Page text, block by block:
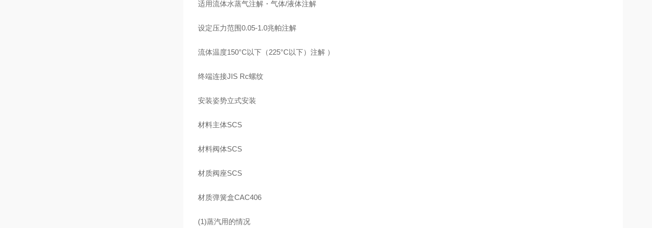
适用流体水蒸气注解・气体/液体注解
设定压力范围0.05-1.0兆帕注解
流体温度150°C以下（225°C以下）注解 ）
终端连接JIS Rc螺纹
安装姿势立式安装
材料主体SCS
材料阀体SCS
材质阀座SCS
材质弹簧盒CAC406
(1)蒸汽用的情况